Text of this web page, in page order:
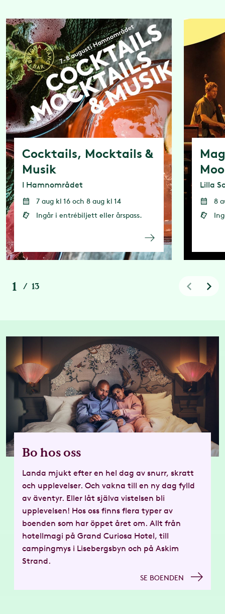
Cocktails, Mocktails &
Musik
I Hamnområdet
7 aug kl 16 och 8 aug kl 14
Ingår i entrébiljett eller årspass.
Lilla
8
1 / 13
Bo hos oss
Landa mjukt efter en hel dag av snurr, skratt
och upplevelser. Och vakna till en ny dag fylld
av äventyr. Eller låt själva vistelsen bli
upplevelsen! Hos oss finns flera typer av
boenden som har öppet året om. Allt från
hotellmagi på Grand Curiosa Hotel, till
campingmys i Lisebergsbyn och på Askim
Strand.
SE BOENDEN